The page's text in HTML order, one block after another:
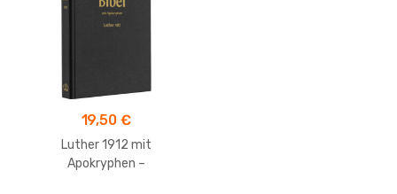
19,50 €
Luther 1912 mit
Apokryphen –